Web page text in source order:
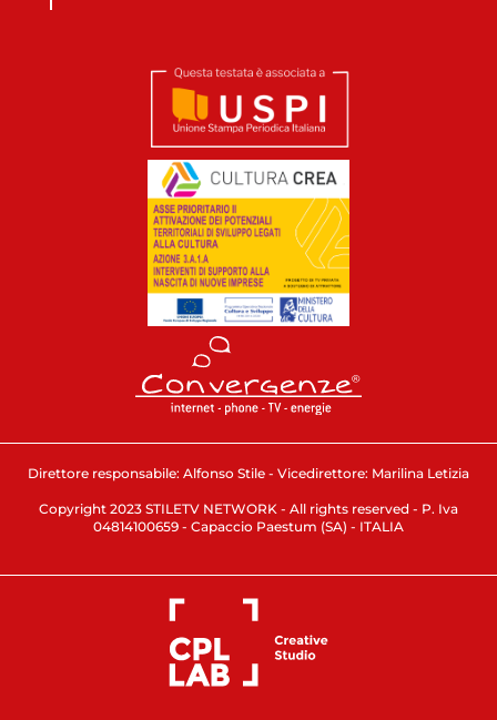
Direttore responsabile: Alfonso Stile - Vicedirettore: Marilina Letizia
Copyright 2023 STILETV NETWORK - All rights reserved - P. Iva
04814100659 - Capaccio Paestum (SA) - ITALIA